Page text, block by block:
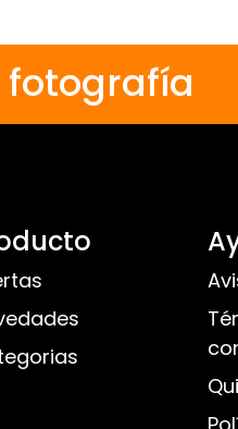
fotografía